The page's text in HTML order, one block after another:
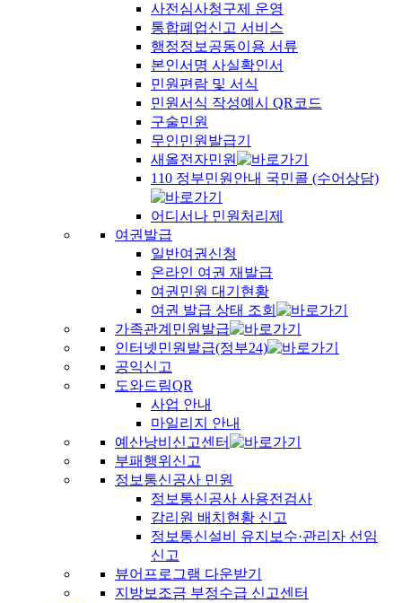
사전심사청구제 운영
통합폐업신고 서비스
행정정보공동이용 서류
본인서명 사실확인서
민원편람 및 서식
민원서식 작성예시 QR코드
구술민원
무인민원발급기
새올전자민원
110 정부민원안내 국민콜 (수어상담)
어디서나 민원처리제
여권발급
일반여권신청
온라인 여권 재발급
여권민원 대기현황
여권 발급 상태 조회
가족관계민원발급
인터넷민원발급(정부24)
공익신고
도와드림QR
사업 안내
마일리지 안내
예산낭비신고센터
부패행위신고
정보통신공사 민원
정보통신공사 사용전검사
감리원 배치현황 신고
정보통신설비 유지보수·관리자 선임
신고
뷰어프로그램 다운받기
지방보조금 부정수급 신고센터